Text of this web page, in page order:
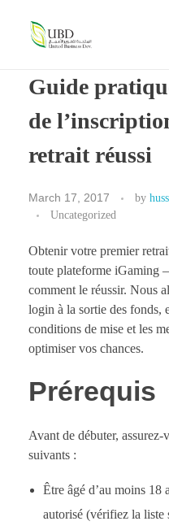
HOME
ABOUT US
CAREERS
Guide
de
retrait réussi
March 17, 2017 by
Uncategorized
Obtenir votre premier
toute plateforme iGaming
comment le réussir. Nous
login à la sortie des fonds,
conditions de mise et les
optimiser vos chances.
Prérequis
Avant de débuter, assurez-
suivants :
Être âgé d’au moins 18
autorisé (vérifiez la liste